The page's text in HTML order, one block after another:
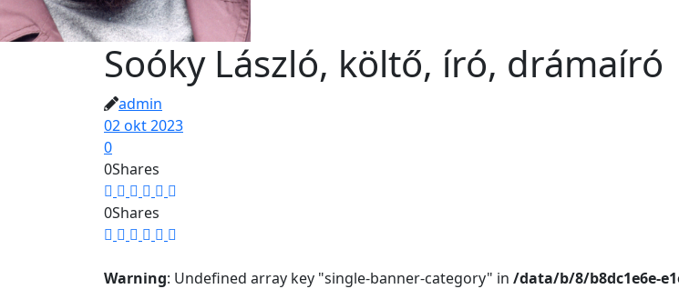
Soóky László, költő, író, drámaíró
admin
02 okt 2023
0
0Shares
0Shares
Warning: Undefined array key "single-banner-category" in /data/b/8/b8dc1e6e-